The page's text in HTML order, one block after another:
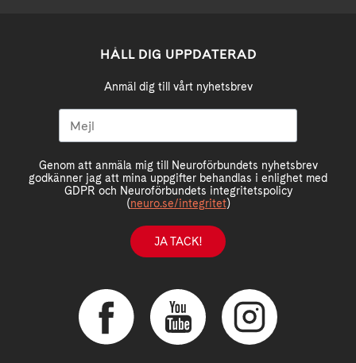
HÅLL DIG UPPDATERAD
Anmäl dig till vårt nyhetsbrev
Genom att anmäla mig till Neuroförbundets nyhetsbrev
godkänner jag att mina uppgifter behandlas i enlighet med
GDPR och Neuroförbundets integritetspolicy
(neuro.se/integritet)
JA TACK!